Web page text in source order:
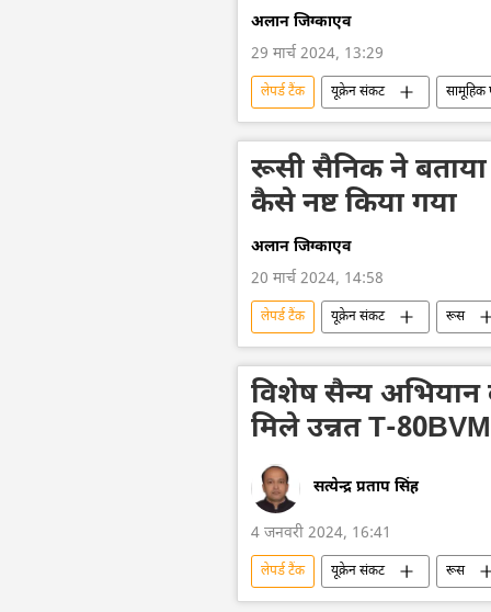
अलान जिग्काएव
29 मार्च 2024, 13:29
लेपर्ड टैंक यूक्रेन संकट सामूहिक
रूसी सेना
यूक्रेन यूक्रेन
रूसी सैनिक ने
कैसे नष्ट किया गया
अलान जिग्काएव
20 मार्च 2024, 14:58
लेपर्ड टैंक यूक्रेन संकट रूस
विशेष सैन्य अभियान
सैन्य तकनीक
हथियारों की आपूर्ति
ड्रोन हमला
विशेष सैन्य अभियान
मिले उन्नत T-
सत्येन्द्र प्रताप सिंह
4 जनवरी 2024, 16:41
लेपर्ड टैंक यूक्रेन संकट रूस
टी-80 BV टैंक
रूसी सेना